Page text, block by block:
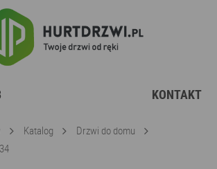
KONTAKT
Katalog
Drzwi do domu